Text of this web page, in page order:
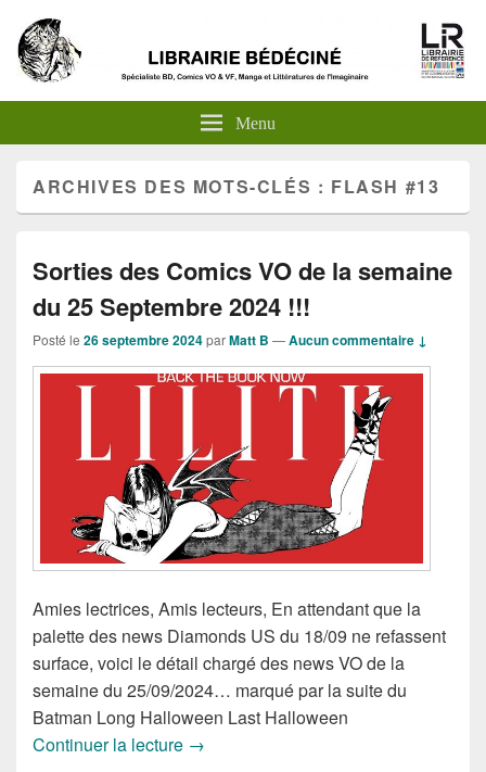
Menu
ARCHIVES DES MOTS-CLÉS : FLASH #13
Sorties des Comics VO de la semaine
du 25 Septembre 2024 !!!
Posté le 26 septembre 2024parMatt B —Aucun commentaire ↓
Amies lectrices, Amis lecteurs, En attendant que la
palette des news Diamonds US du 18/09 ne refassent
surface, voici le détail chargé des news VO de la
semaine du 25/09/2024… marqué par la suite du
Batman Long Halloween Last Halloween
Continuer la lecture Sorties des Comics VO de la
→